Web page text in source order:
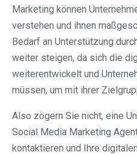
Marketing können
verstehen und ihnen
Bedarf an Unterstützung
weiter steigen, da sich die
weiterentwickelt und
müssen, um mit ihrer
Also zögern Sie nicht, eine
Social Media Marketing
kontaktieren und Ihre